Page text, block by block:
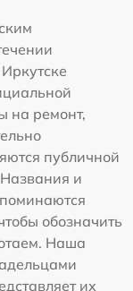
на ремонт,
публичной
и
обозначить
Наша
их